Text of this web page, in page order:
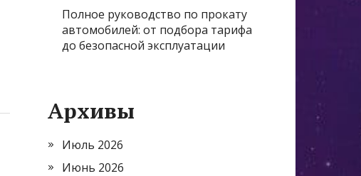
Полное руководство по прокату
автомобилей: от подбора тарифа
до безопасной эксплуатации
Архивы
Июль 2026
Июнь 2026